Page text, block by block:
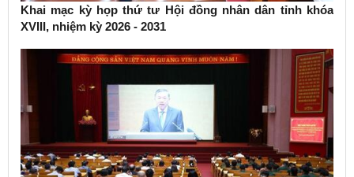
Khai mạc kỳ họp thứ tư Hội đồng nhân dân tỉnh khóa
XVIII, nhiệm kỳ 2026 - 2031